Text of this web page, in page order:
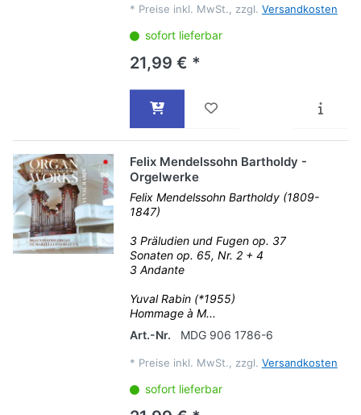
* Preise inkl. MwSt., zzgl. Versandkosten
sofort lieferbar
21,99 € *
Felix Mendelssohn Bartholdy -
Orgelwerke
Felix Mendelssohn Bartholdy (1809-
1847)
3 Präludien und Fugen op. 37
Sonaten op. 65, Nr. 2 + 4
3 Andante
Yuval Rabin (*1955)
Hommage à M...
Art.-Nr.
MDG 906 1786-6
* Preise inkl. MwSt., zzgl. Versandkosten
sofort lieferbar